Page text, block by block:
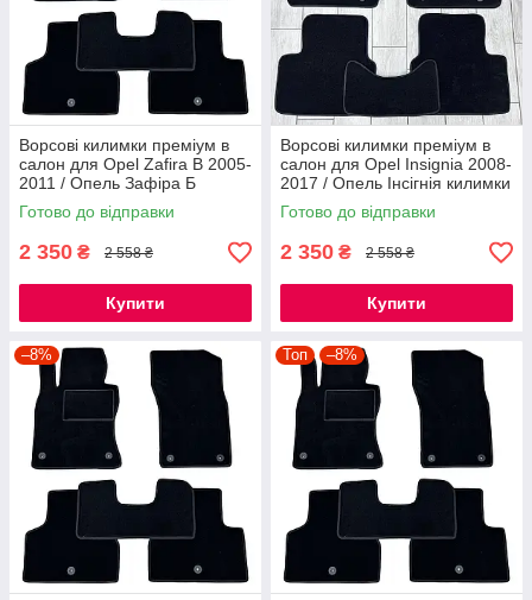
Ворсові килимки преміум в
салон для Opel Zafira B 2005-
2011 / Опель Зафіра Б
килимки
Готово до відправки
2 350 ₴ 2 558 ₴
Купити
Ворсові килимки преміум в
салон для Opel Insignia 2008-
2017 / Опель Інсігнія килимки
Готово до відправки
2 350 ₴ 2 558 ₴
Купити
–8% Топ –8%